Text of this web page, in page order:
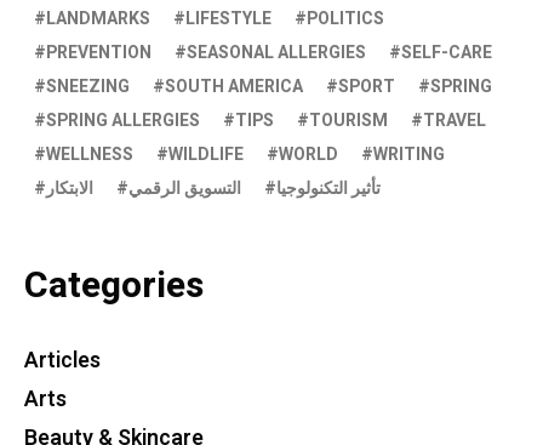
LANDMARKS
LIFESTYLE
POLITICS
PREVENTION
SEASONAL ALLERGIES
SELF-CARE
SNEEZING
SOUTH AMERICA SPORT
SPRING
SPRING ALLERGIES
TIPS TOURISM
TRAVEL
WELLNESS
WILDLIFE WORLD
WRITING
الابتكار
التسويق الرقمي تأثير التكنولوجيا
Categories
Articles
Arts
Beauty & Skincare